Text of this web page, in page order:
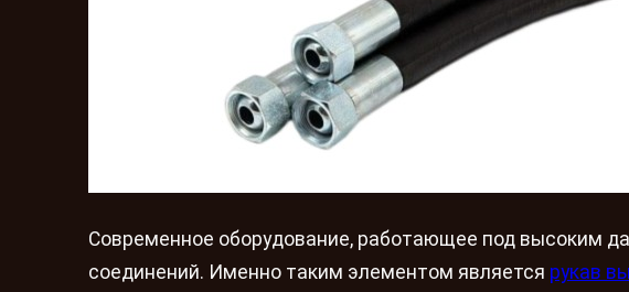
Современное оборудование, работающее под высоким
соединений. Именно таким элементом является рукав